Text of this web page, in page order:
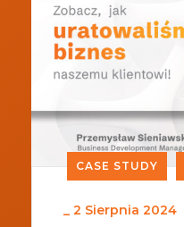
CASE STUDY
_ 2 Sierpnia 2024